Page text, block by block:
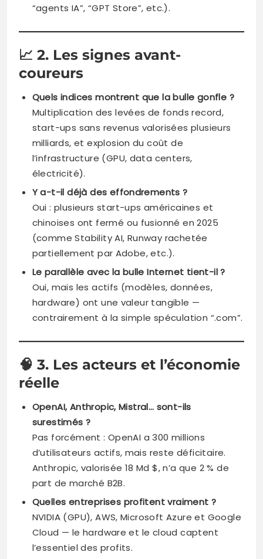
“agents IA”, “GPT Store”, etc.).
📈 2. Les signes avant-
coureurs
Quels indices montrent que la bulle gonfle ?
Multiplication des levées de fonds record,
start-ups sans revenus valorisées plusieurs
milliards, et explosion du coût de
l’infrastructure (GPU, data centers,
électricité).
Y a-t-il déjà des effondrements ?
Oui : plusieurs start-ups américaines et
chinoises ont fermé ou fusionné en 2025
(comme Stability AI, Runway rachetée
partiellement par Adobe, etc.).
Le parallèle avec la bulle Internet tient-il ?
Oui, mais les actifs (modèles, données,
hardware) ont une valeur tangible —
contrairement à la simple spéculation “.com”.
🧠 3. Les acteurs et l’économie
réelle
OpenAI, Anthropic, Mistral… sont-ils
surestimés ?
Pas forcément : OpenAI a 300 millions
d’utilisateurs actifs, mais reste déficitaire.
Anthropic, valorisée 18 Md $, n’a que 2 % de
part de marché B2B.
Quelles entreprises profitent vraiment ?
NVIDIA (GPU), AWS, Microsoft Azure et Google
Cloud — le hardware et le cloud captent
l’essentiel des profits.